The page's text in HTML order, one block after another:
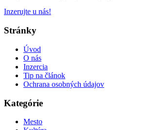
Inzerujte u nás!
Stránky
Úvod
O nás
Inzercia
Tip na článok
Ochrana osobných údajov
Kategórie
Mesto